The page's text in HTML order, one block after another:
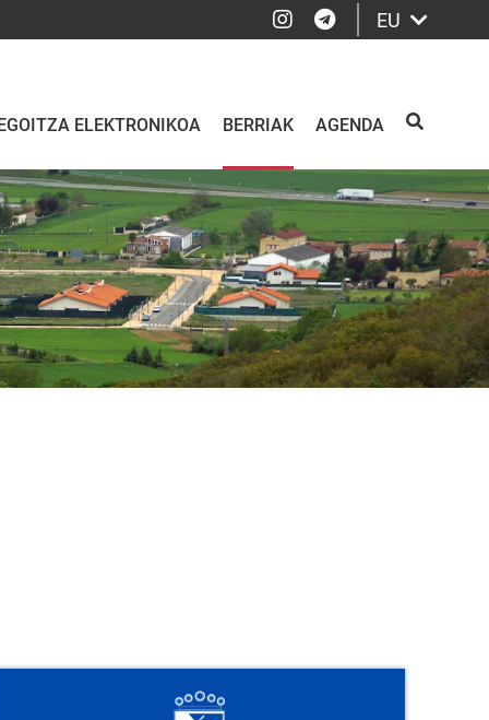
Instagram
Telegram
EU
ELEKTRONIKOA BERRIAK AGENDA BILATU